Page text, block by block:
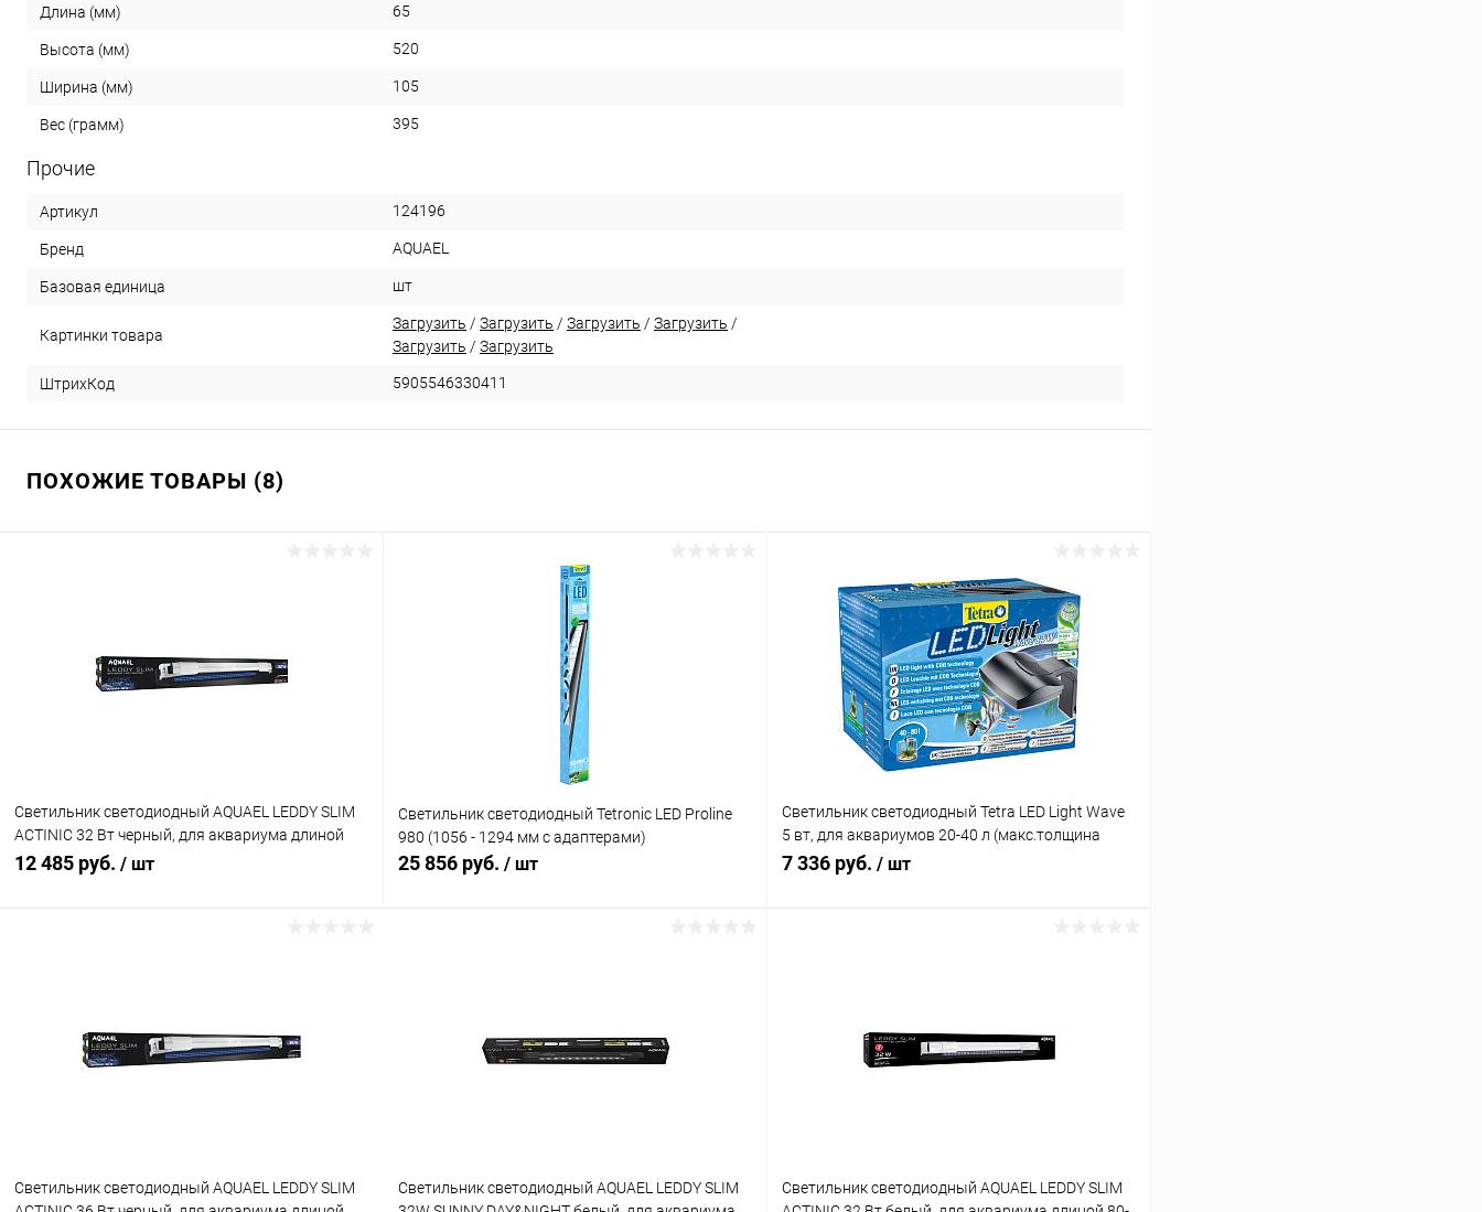
Длина (мм) 65
Высота (мм) 520
Ширина (мм) 105
Вес (грамм) 395
Прочие
Артикул 124196
Бренд AQUAEL
Базовая единица шт
Картинки товара
Загрузить / Загрузить / Загрузить / Загрузить /
Загрузить / Загрузить
ШтрихКод 5905546330411
ПОХОЖИЕ ТОВАРЫ (8)
Cветильник светодиодный AQUAEL LEDDY SLIM
ACTINIC 32 Вт черный, для аквариума длиной
80-100 см
12 485 руб. / шт
В избранное В наличии
Cветильник светодиодный Tetronic LED Proline
980 (1056 - 1294 мм с адаптерами)
25 856 руб. / шт
В избранное В наличии
Светильник светодиодный Tetra LED Light Wave
5 вт, для аквариумов 20-40 л (макс.толщина
стекла 6мм)
7 336 руб. / шт
В избранное В наличии
Cветильник светодиодный AQUAEL LEDDY SLIM
Светильник светодиодный AQUAEL LEDDY SLIM
Светильник светодиодный AQUAEL LEDDY SLIM